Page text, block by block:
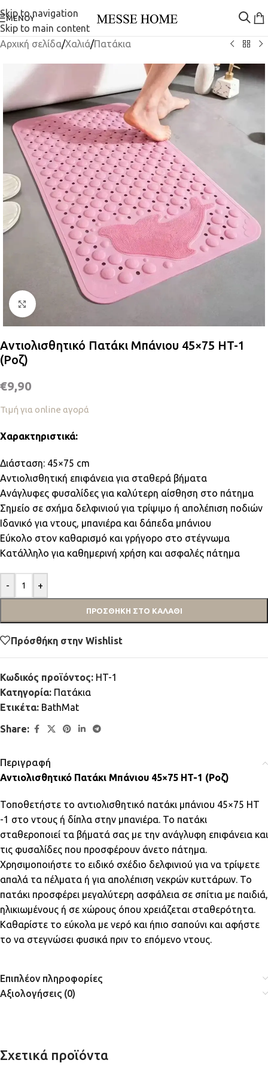
Skip to navigation
Skip to main content
ΜΕΝΟΎ
Αρχική σελίδα/Χαλιά/Πατάκια
Κλικ για μεγέθυνση
Αντιολισθητικό Πατάκι Μπάνιου 45×75 HT-1
(Ροζ)
€9,90
Τιμή για online αγορά
Χαρακτηριστικά:
Διάσταση: 45×75 cm
Αντιολισθητική επιφάνεια για σταθερά βήματα
Ανάγλυφες φυσαλίδες για καλύτερη αίσθηση στο πάτημα
Σημείο σε σχήμα δελφινιού για τρίψιμο ή απολέπιση ποδιών
Ιδανικό για ντους, μπανιέρα και δάπεδα μπάνιου
Εύκολο στον καθαρισμό και γρήγορο στο στέγνωμα
Κατάλληλο για καθημερινή χρήση και ασφαλές πάτημα
- +
ΠΡΟΣΘΉΚΗ ΣΤΟ ΚΑΛΆΘΙ
Πρόσθήκη στην Wishlist
Κωδικός προϊόντος: HT-1
Κατηγορία: Πατάκια
Ετικέτα: BathMat
Share:
Περιγραφή
Αντιολισθητικό Πατάκι Μπάνιου 45×75 HT-1 (Ροζ)
Τοποθετήστε το αντιολισθητικό πατάκι μπάνιου 45×75 HT
-1 στο ντους ή δίπλα στην μπανιέρα. Το πατάκι
σταθεροποιεί τα βήματά σας με την ανάγλυφη επιφάνεια και
τις φυσαλίδες που προσφέρουν άνετο πάτημα.
Χρησιμοποιήστε το ειδικό σχέδιο δελφινιού για να τρίψετε
απαλά τα πέλματα ή για απολέπιση νεκρών κυττάρων. Το
πατάκι προσφέρει μεγαλύτερη ασφάλεια σε σπίτια με παιδιά,
ηλικιωμένους ή σε χώρους όπου χρειάζεται σταθερότητα.
Καθαρίστε το εύκολα με νερό και ήπιο σαπούνι και αφήστε
το να στεγνώσει φυσικά πριν το επόμενο ντους.
Επιπλέον πληροφορίες
Αξιολογήσεις (0)
Σχετικά προϊόντα